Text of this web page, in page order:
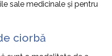
sale medicinale și pentru
ciorbă